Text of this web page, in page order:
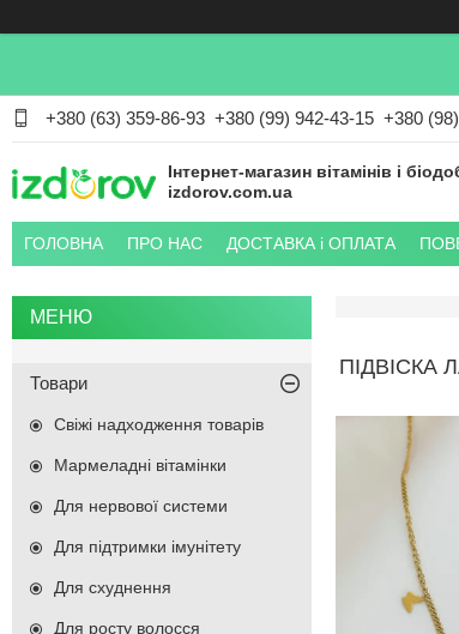
+380 (63) 359-86-93 +380 (99) 942-43-15 +380
Інтернет-магазин вітамінів і
izdorov.com.ua
ГОЛОВНА ПРО НАС ДОСТАВКА і ОПЛАТА
ПІДВІСКА
Товари
Свіжі надходження товарів
Мармеладні вітамінки
Для нервової системи
Для підтримки імунітету
Для схуднення
Для росту волосся